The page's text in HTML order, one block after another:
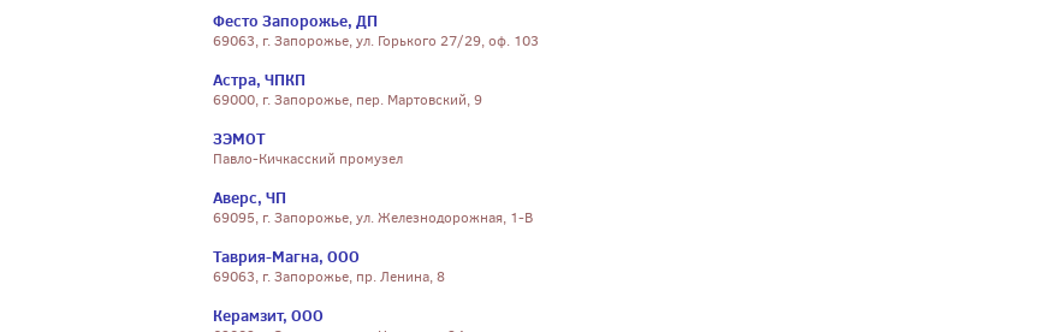
Фесто Запорожье, ДП
69063, г. Запорожье, ул. Горького 27/29, оф. 103
Астра, ЧПКП
69000, г. Запорожье, пер. Мартовский, 9
ЗЭМОТ
Павло-Кичкасский промузел
Аверс, ЧП
69095, г. Запорожье, ул. Железнодорожная, 1-В
Таврия-Магна, ООО
69063, г. Запорожье, пр. Ленина, 8
Керамзит, ООО